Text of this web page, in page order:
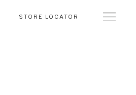
STORE LOCATOR